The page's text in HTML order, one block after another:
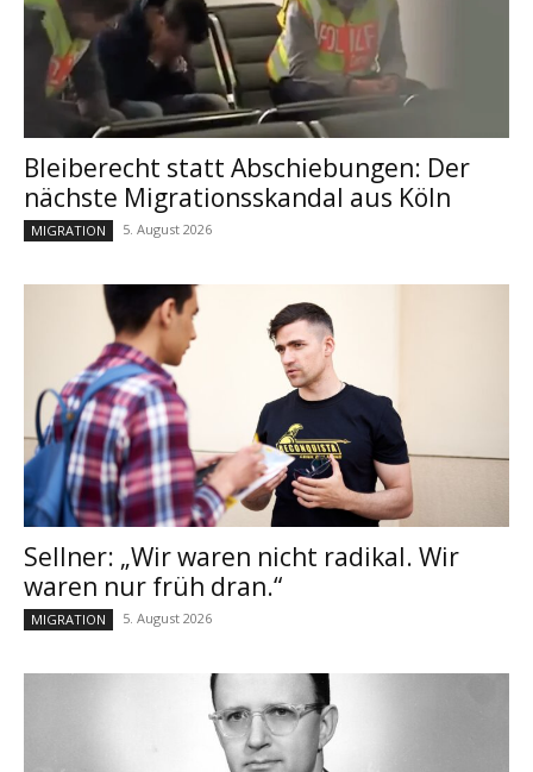
Bleiberecht statt Abschiebungen: Der
nächste Migrationsskandal aus Köln
MIGRATION 5. August 2026
Sellner: „Wir waren nicht radikal. Wir
waren nur früh dran.“
MIGRATION 5. August 2026